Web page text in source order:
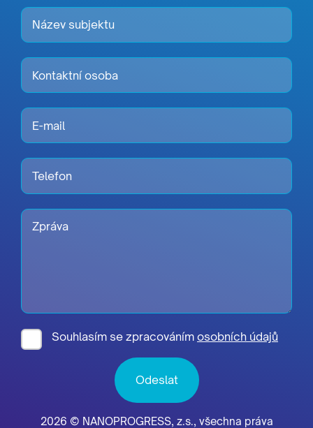
Souhlasím se zpracováním osobních údajů
2026 © NANOPROGRESS, z.s., všechna práva